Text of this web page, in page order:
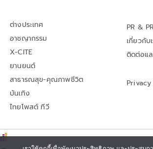
ต่างประเทศ
อาชญากรรม
X-CITE
ยานยนต์
สาธารณสุข-คุณภาพชีวิต
บันเทิง
ไทยโพสต์ ทีวี
PR &
เกี่ยวกับ
ติดต่อแ